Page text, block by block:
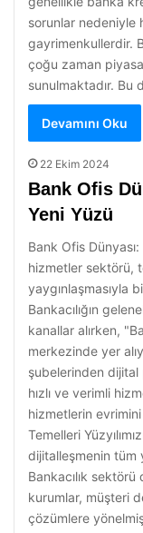
sorunlar nedeniyle
gayrimenkullerdir.
çoğu zaman
sunulmaktadır. Bu
Devamını Oku
22 Ekim 2024
Bank Ofis
Yeni Yüzü
Bank Ofis
hizmetler sektörü,
yaygınlaşmasıyla
Bankacılığın
kanallar alırken,
merkezinde yer
şubelerinden
hızlı ve verimli
hizmetlerin
Temelleri
dijitalleşmenin tüm
Bankacılık
kurumlar, müşteri
çözümlere